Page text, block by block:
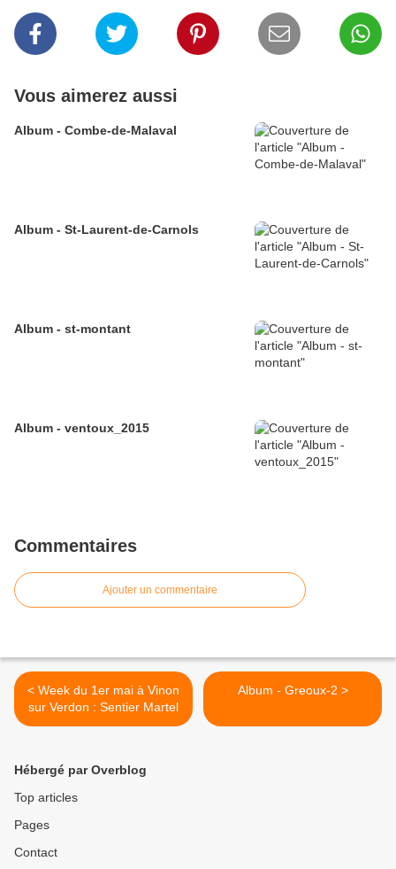
Vous aimerez aussi
Album - Combe-de-Malaval
Album - St-Laurent-de-Carnols
Album - st-montant
Album - ventoux_2015
Commentaires
Ajouter un commentaire
< Week du 1er mai à Vinon
sur Verdon : Sentier Martel
Album - Greoux-2 >
Hébergé par Overblog
Top articles
Pages
Contact